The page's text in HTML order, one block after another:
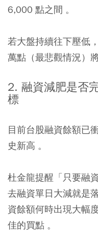
6,000 點之間 。
若大盤持續往下壓低
萬點（最悲觀情況）
2. 融資減肥是否
標
目前台股融資餘額已
史新高 。
杜金龍提醒「只要融
去融資單日大減就是
資餘額何時出現大幅
佳的買點 。